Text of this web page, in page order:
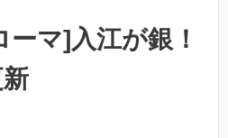
マ]入江が銀！